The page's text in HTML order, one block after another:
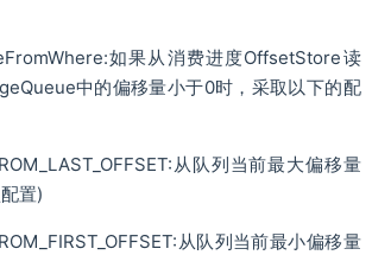
如果从消费进度OffsetStore读
中的偏移量小于0时，采取以下的配
从队列当前最大偏移量
置)
从队列当前最小偏移量